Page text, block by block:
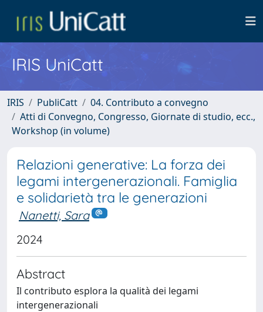
IRIS UniCatt
IRIS PubliCatt
04. Contributo a convegno
Atti di Convegno, Congresso, Giornate di studio, ecc.,
Workshop (in volume)
Relazioni generative: La forza dei
legami intergenerazionali. Famiglia
e solidarietà tra le generazioni
Nanetti, Sara
2024
Abstract
Il contributo esplora la qualità dei legami
intergenerazionali